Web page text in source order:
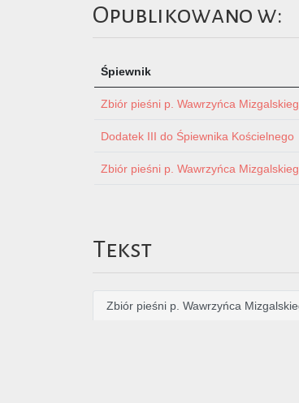
Opublikowano w:
Śpiewnik
Zbiór pieśni p. Wawrzyńca
Dodatek III do Śpiewnika Kościelnego
Zbiór pieśni p. Wawrzyńca
Tekst
Zbiór pieśni p. Wawrzyńca